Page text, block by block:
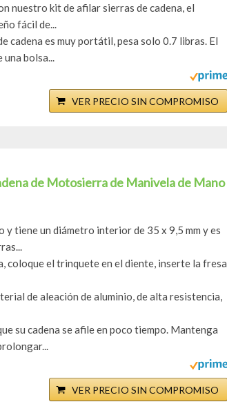
nuestro kit de afilar sierras de cadena, el
fácil de...
es muy portátil, pesa solo 0.7 libras. El
bolsa...
VER PRECIO SIN COMPROMISO
de Motosierra de Manivela de Mano
tiene un diámetro interior de 35 x 9,5 mm y es
coloque el trinquete en el diente, inserte la fresa
de aleación de aluminio, de alta resistencia,
su cadena se afile en poco tiempo. Mantenga
VER PRECIO SIN COMPROMISO